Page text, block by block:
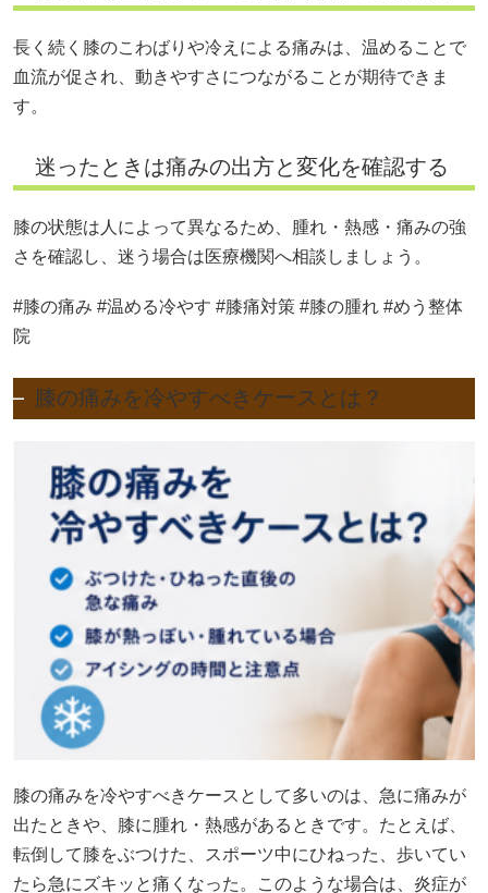
長く続く膝のこわばりや冷えによる痛みは、温めることで
血流が促され、動きやすさにつながることが期待できま
す。
迷ったときは痛みの出方と変化を確認する
膝の状態は人によって異なるため、腫れ・熱感・痛みの強
さを確認し、迷う場合は医療機関へ相談しましょう。
#膝の痛み #温める冷やす #膝痛対策 #膝の腫れ #めう整体
院
膝の痛みを冷やすべきケースとは？
膝の痛みを冷やすべきケースとして多いのは、急に痛みが
出たときや、膝に腫れ・熱感があるときです。たとえば、
転倒して膝をぶつけた、スポーツ中にひねった、歩いてい
たら急にズキッと痛くなった。このような場合は、炎症が